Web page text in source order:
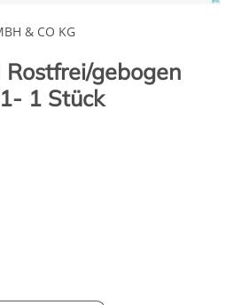
& CO KG
gebogen
1 Stück